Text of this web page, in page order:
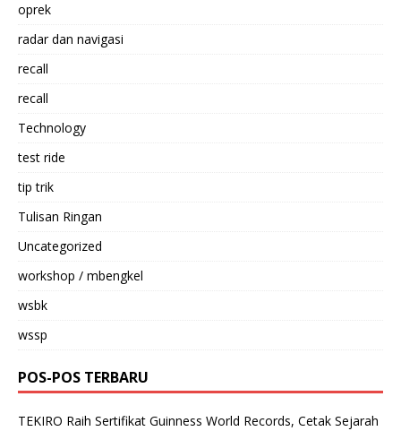
oprek
radar dan navigasi
recall
recall
Technology
test ride
tip trik
Tulisan Ringan
Uncategorized
workshop / mbengkel
wsbk
wssp
POS-POS TERBARU
TEKIRO Raih Sertifikat Guinness World Records, Cetak Sejarah